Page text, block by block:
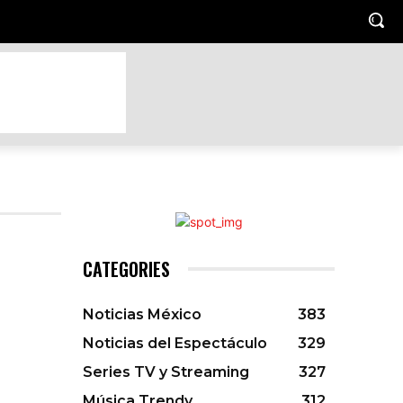
CATEGORIES
Noticias México
383
Noticias del Espectáculo
329
Series TV y Streaming
327